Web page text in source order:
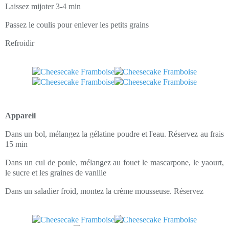
Laissez mijoter 3-4 min
Passez le coulis pour enlever les petits grains
Refroidir
Appareil
Dans un bol, mélangez la gélatine poudre et l'eau. Réservez au frais
15 min
Dans un cul de poule, mélangez au fouet le mascarpone, le yaourt,
le sucre et les graines de vanille
Dans un saladier froid, montez la crème mousseuse. Réservez